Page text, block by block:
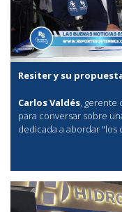
Resiter y su
Carlos Valdés, gerente
para conversar sobre
dedicada a abordar "los